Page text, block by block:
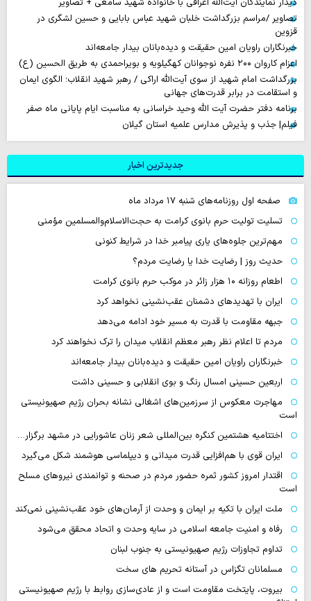
تصاویر /مراسم بزرگداشت خلبان شهید عباس بابایی و حسین لشگری در
قزوین
خبرنگاران راویان امین حقیقت و دیده‌بانان بیدار جامعه‌اند
اعزام کاروان ۲۰۰ نفره نوجوانان کهگیلویه و بویراحمدی به طریق الحسین (ع)
بزرگداشت امام شهید از سوی آیت‌الله اراکی / رهبر شهید انقلاب؛ الگوی ایمان
و استقامت در برابر قدرت‌های جهانی
برنامه دفتر حضرت آیت الله وحید خراسانی به مناسبت ایام پایانی ماه صفر
فیلم| جذب و پذیرش مدارس علمیه استان گیلان
جدیدترین اخبار
صفحه اول روزنامه‌های شنبه ۱۷ مرداد ماه
تسلیت تولیت حرم بانوی کرامت به حجت‌الاسلام‌والمسلمین مؤمنی
مهم‌ترین جلوه‌های یاری پیامبر خدا در شرایط کنونی
حدیث روز | رضایت خدا یا رضایت مردم؟
اطعام روزانه ۱۰ هزار زائر در موکب حرم بانوی کرامت
ایران با تهدیدهای دشمنان عقب‌نشینی نخواهد کرد
جبهه مقاومت با قدرت به مسیر خود ادامه می‌دهد
مردم تا اعلام نظر رهبر معظم انقلاب میدان را ترک نخواهند کرد
خبرنگاران راویان امین حقیقت و دیده‌بانان بیدار جامعه‌اند
اربعین حسینی امسال رنگ و بوی انقلابی و حسینی داشت
مهاجرت معکوس از سرزمین‌های اشغالی نشانه بحران رژیم صهیونیستی
است
اختتامیه هشتمین کنگره بین‌المللی شعر زنان عاشورایی در مشهد برگزار…
ایران قوی با هم‌افزایی قدرت میدانی و دیپلماسی هوشمند شکل می‌گیرد
اقتدار امروز کشور ثمره حضور مردم در صحنه و توانمندی نیروهای مسلح
است
ملت ایران با تکیه بر ایمان و وحدت از آرمان‌های خود عقب‌نشینی نمی‌کند
رفاه و امنیت جامعه اسلامی در سایه وحدت و اتحاد محقق می‌شود
تداوم تجاوزات رژیم صهیونیستی به جنوب لبنان
مسلمانان تگزاس در آستانه تحریم های سخت
بیروت، پایتخت مقاومت است و از عادی‌سازی روابط با رژیم صهیونیستی